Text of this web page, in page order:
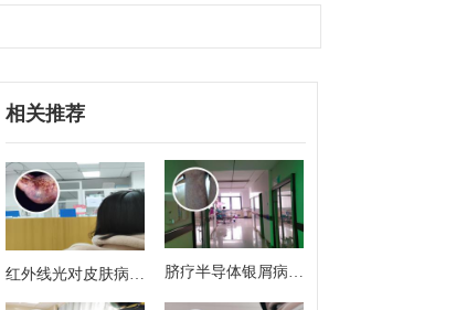
相关推荐
红外线光对皮肤病有
治疗作用吗
脐疗半导体银屑病治